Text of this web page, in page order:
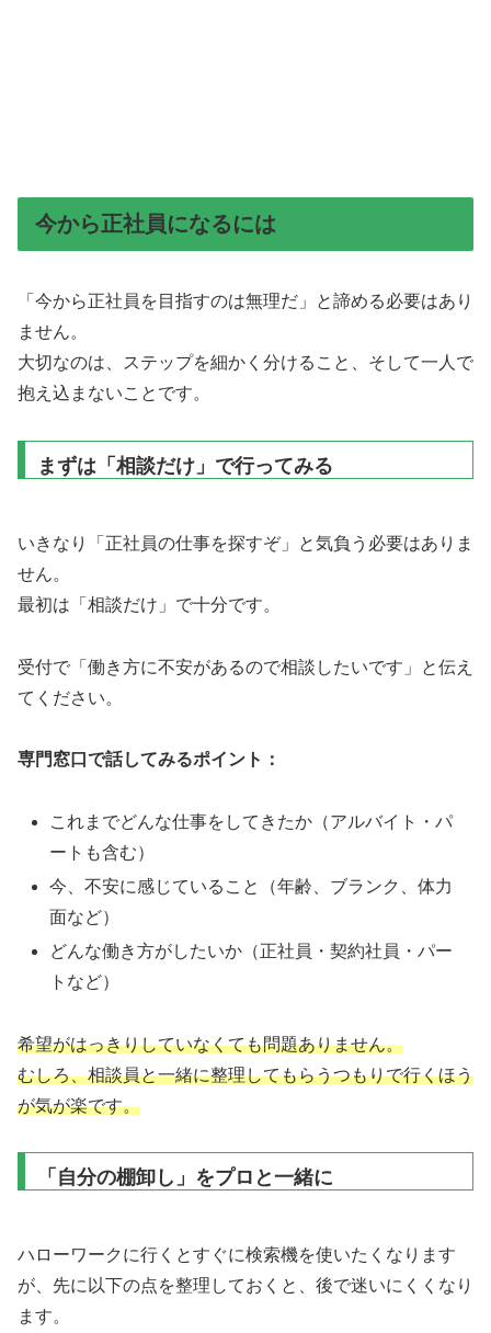
今から正社員になるには
「今から正社員を目指すのは無理だ」と諦める必要はあり
ません。
大切なのは、ステップを細かく分けること、そして一人で
抱え込まないことです。
まずは「相談だけ」で行ってみる
いきなり「正社員の仕事を探すぞ」と気負う必要はありま
せん。
最初は「相談だけ」で十分です。
受付で「働き方に不安があるので相談したいです」と伝え
てください。
専門窓口で話してみるポイント：
これまでどんな仕事をしてきたか（アルバイト・パ
ートも含む）
今、不安に感じていること（年齢、ブランク、体力
面など）
どんな働き方がしたいか（正社員・契約社員・パー
トなど）
希望がはっきりしていなくても問題ありません。
むしろ、相談員と一緒に整理してもらうつもりで行くほう
が気が楽です。
「自分の棚卸し」をプロと一緒に
ハローワークに行くとすぐに検索機を使いたくなります
が、先に以下の点を整理しておくと、後で迷いにくくなり
ます。